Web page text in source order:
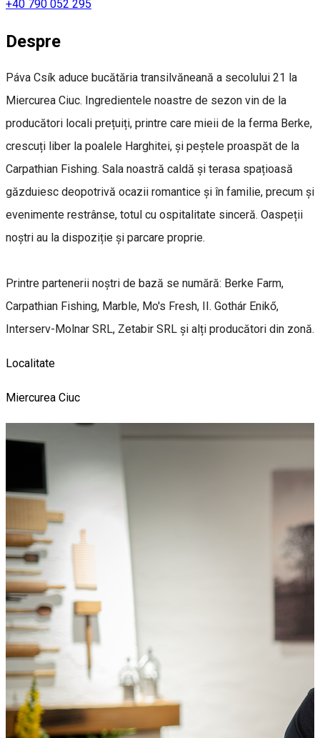
+40 790 052 295
Despre
Páva Csík aduce bucătăria transilvăneană a secolului 21 la
Miercurea Ciuc. Ingredientele noastre de sezon vin de la
producători locali prețuiți, printre care mieii de la ferma Berke,
crescuți liber la poalele Harghitei, și peștele proaspăt de la
Carpathian Fishing. Sala noastră caldă și terasa spațioasă
găzduiesc deopotrivă ocazii romantice și în familie, precum și
evenimente restrânse, totul cu ospitalitate sinceră. Oaspeții
noștri au la dispoziție și parcare proprie.
Printre partenerii noștri de bază se numără: Berke Farm,
Carpathian Fishing, Marble, Mo's Fresh, II. Gothár Enikő,
Interserv-Molnar SRL, Zetabir SRL și alți producători din zonă.
Localitate
Miercurea Ciuc